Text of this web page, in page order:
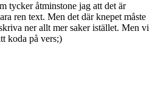
tycker åtminstone jag att det är
ren text. Men det där knepet måste
ner allt mer saker istället. Men vi
koda på vers;)